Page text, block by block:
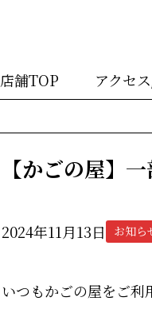
店舗TOP アクセ
【かごの屋】
2024年11月13日 お知ら
いつもかごの屋をご利